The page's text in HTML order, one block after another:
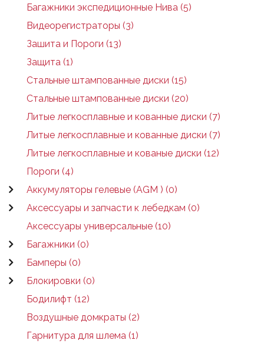
Багажники экспедиционные Нива (5)
Видеорегистраторы (3)
Зашита и Пороги (13)
Защита (1)
Стальные штампованные диски (15)
Стальные штампованные диски (20)
Литые легкосплавные и кованные диски (7)
Литые легкосплавные и кованные диски (7)
Литые легкосплавные и кованые диски (12)
Пороги (4)
Аккумуляторы гелевые (AGM ) (0)
Аксессуары и запчасти к лебедкам (0)
Аксессуары универсальные (10)
Багажники (0)
Бамперы (0)
Блокировки (0)
Бодилифт (12)
Воздушные домкраты (2)
Гарнитура для шлема (1)